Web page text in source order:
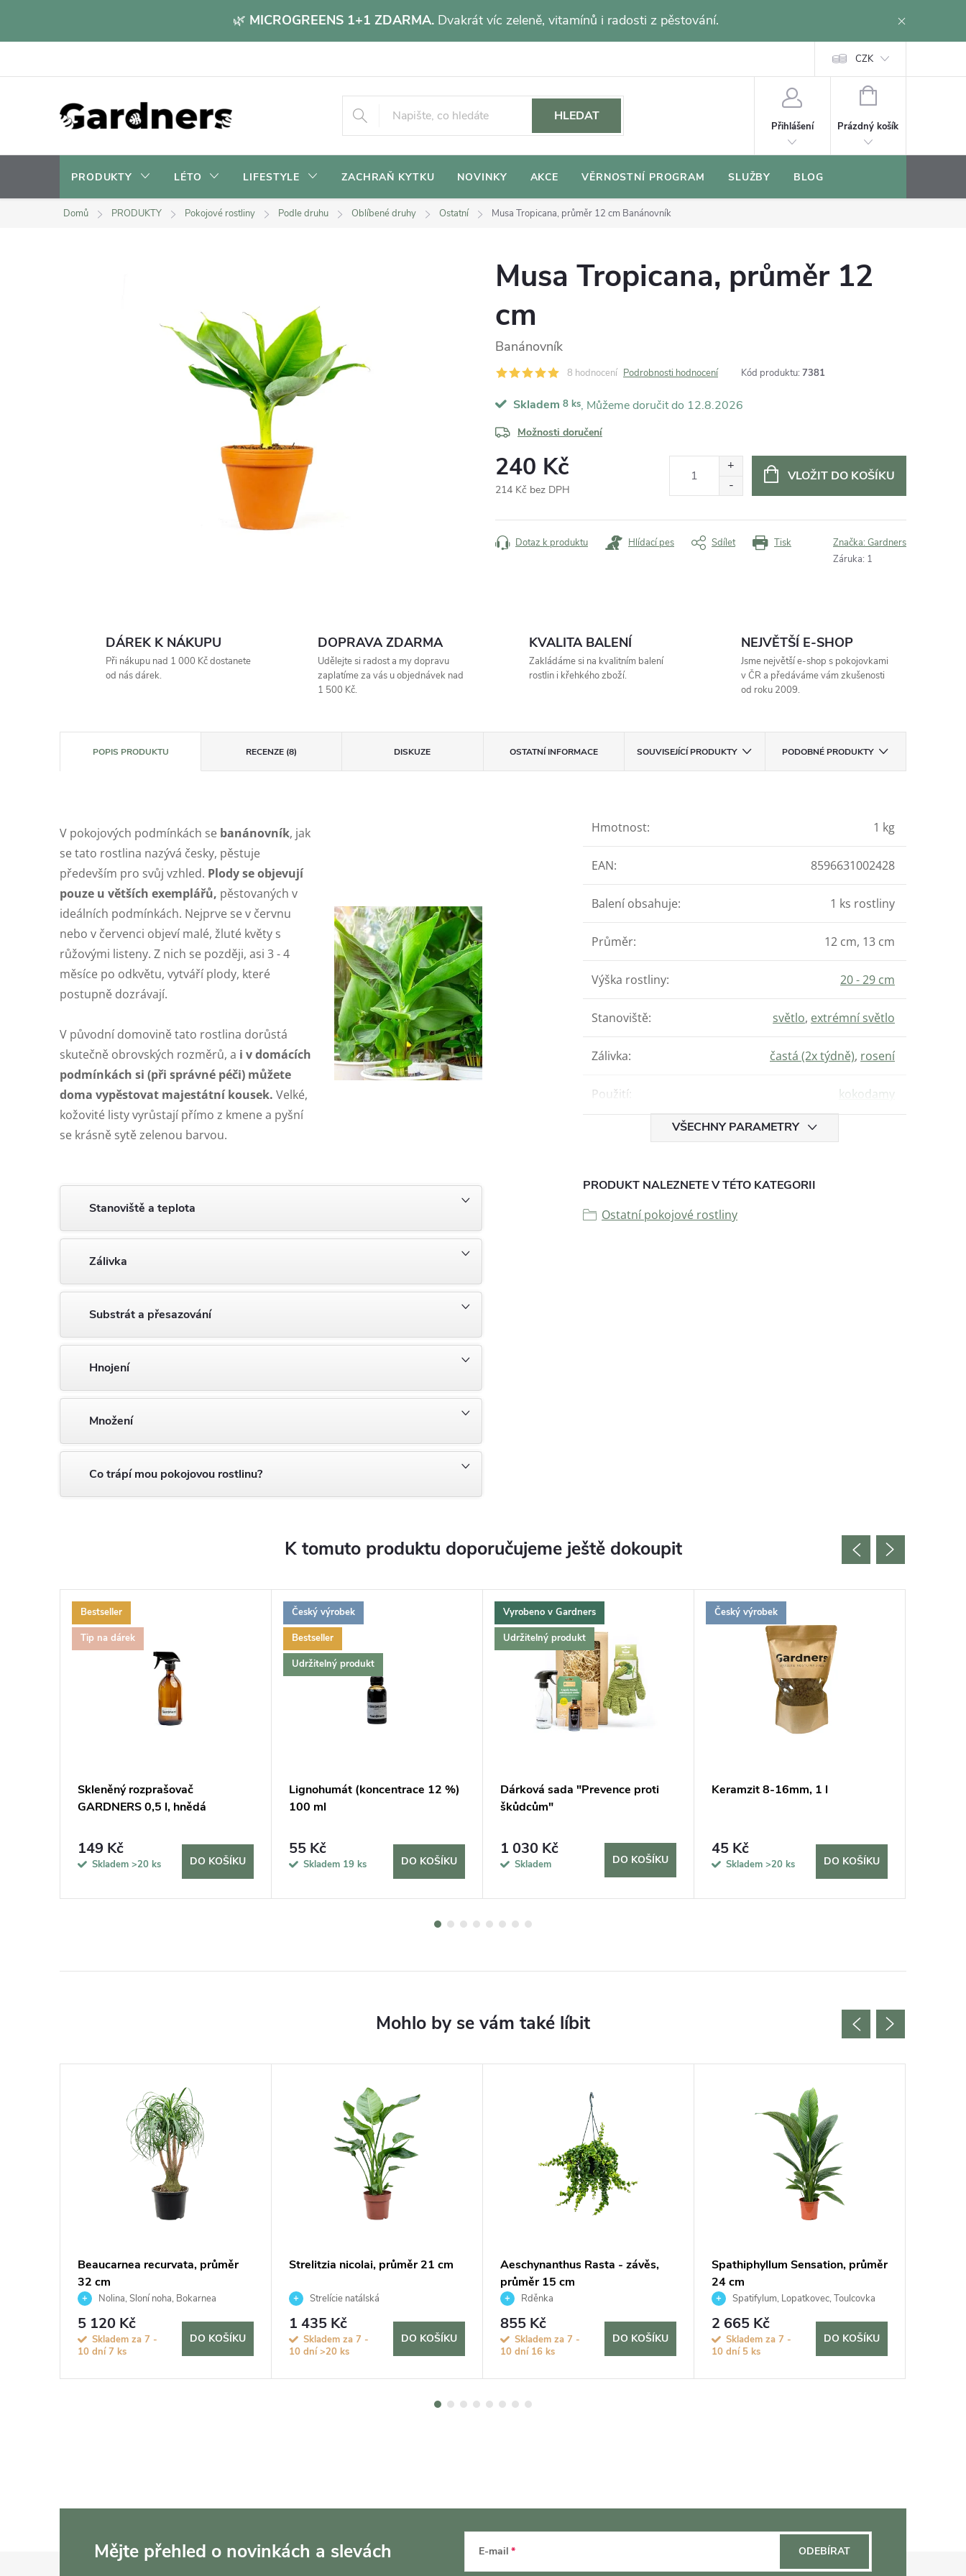
🌿 MICROGREENS 1+1 ZDARMA. Dvakrát víc zeleně, vitamínů i radosti z pěstování.
CZK
HLEDAT
Přihlášení
NÁKUPNÍ
Prázdný košík
PRODUKTY LÉTO LIFESTYLE ZACHRAŇ KYTKU NOVINKY AKCE VĚRNOSTNÍ PROGRAM SLUŽBY BLOG
Domů PRODUKTY Pokojové rostliny Podle druhu Oblíbené druhy Ostatní Musa Tropicana, průměr 12 cm Banánovník
Musa Tropicana, průměr 12
cm
Banánovník
8 hodnocení Podrobnosti hodnocení Kód produktu: 7381
Skladem 8 ks 12.8.2026
Možnosti doručení
240 Kč
214 Kč bez DPH
cena:
VLOŽIT DO KOŠÍKU
Tisk
Dotaz k produktu Hlídací pes Sdílet Značka: Gardners
Záruka: 1
DÁREK K NÁKUPU
Při nákupu nad 1 000 Kč dostanete
od nás dárek.
DOPRAVA ZDARMA
Udělejte si radost a my dopravu
zaplatíme za vás u objednávek nad
1 500 Kč.
KVALITA BALENÍ
Zakládáme si na kvalitním balení
rostlin i křehkého zboží.
NEJVĚTŠÍ E-SHOP
Jsme největší e-shop s pokojovkami
v ČR a předáváme vám zkušenosti
od roku 2009.
POPIS PRODUKTU RECENZE (8) DISKUZE OSTATNÍ INFORMACE SOUVISEJÍCÍ PRODUKTY PODOBNÉ PRODUKTY
V pokojových podmínkách se banánovník, jak
se tato rostlina nazývá česky, pěstuje
především pro svůj vzhled. Plody se objevují
pouze u větších exemplářů, pěstovaných v
ideálních podmínkách. Nejprve se v červnu
nebo v červenci objeví malé, žluté květy s
růžovými listeny. Z nich se později, asi 3 - 4
měsíce po odkvětu, vytváří plody, které
postupně dozrávají.
V původní domovině tato rostlina dorůstá
skutečně obrovských rozměrů, a i v domácích
podmínkách si (při správné péči) můžete
doma vypěstovat majestátní kousek. Velké,
kožovité listy vyrůstají přímo z kmene a pyšní
se krásně sytě zelenou barvou.
Stanoviště a teplota
Zálivka
Substrát a přesazování
Hnojení
Množení
Co trápí mou pokojovou rostlinu?
Hmotnost: 1 kg
EAN: 8596631002428
Balení obsahuje: 1 ks rostliny
Průměr: 12 cm, 13 cm
Výška rostliny: 20 - 29 cm
Stanoviště: světlo, extrémní světlo
Zálivka: častá (2x týdně), rosení
Použití: kokodamy
VŠECHNY PARAMETRY
PRODUKT NALEZNETE V TÉTO KATEGORII
Ostatní pokojové rostliny
K tomuto produktu doporučujeme ještě dokoupit
Bestseller
Tip na dárek
Skleněný rozprašovač
GARDNERS 0,5 l, hnědá
149 Kč
Skladem >20 ks DO KOŠÍKU
Český výrobek
Bestseller
Udržitelný produkt
Lignohumát (koncentrace 12 %)
100 ml
55 Kč
Skladem 19 ks DO KOŠÍKU
Vyrobeno v Gardners
Udržitelný produkt
Dárková sada "Prevence proti
škůdcům"
1 030 Kč
Skladem DO KOŠÍKU
Český výrobek
Keramzit 8-16mm, 1 l
45 Kč
Skladem >20 ks DO KOŠÍKU
Beaucarnea recurvata, průměr
32 cm
Nolina, Sloní noha, Bokarnea
5 120 Kč
Skladem za 7 -
10 dní7 ks
DO KOŠÍKU
Strelitzia nicolai, průměr 21 cm
Strelície natálská
1 435 Kč
Skladem za 7 -
10 dní>20 ks
DO KOŠÍKU
Aeschynanthus Rasta - závěs,
průměr 15 cm
Rděnka
855 Kč
Skladem za 7 -
10 dní 16 ks
DO KOŠÍKU
Spathiphyllum Sensation, průměr
24 cm
Spatifylum, Lopatkovec, Toulcovka
2 665 Kč
Skladem za 7 -
10 dní 5 ks
DO KOŠÍKU
Mějte přehled o novinkách a slevách E-mail ODEBÍRAT